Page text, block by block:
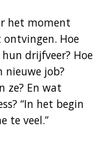
het moment
Hoe
drijfveer? Hoe
nieuwe job?
ze? En wat
“In het begin
te veel.”